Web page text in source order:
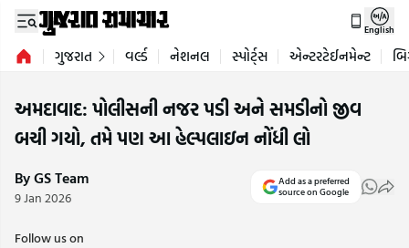
English
ગુજરાત વર્લ્ડ નેશનલ સ્પોર્ટ્સ એન્ટરટેઈનમેન્ટ
અમદાવાદ: પોલીસની નજર પડી અને સમડીનો જીવ
બચી ગયો, તમે પણ આ હેલ્પલાઇન નોંધી લો
By GS Team
9 Jan 2026
Add as a preferred
source on Google
Follow us on